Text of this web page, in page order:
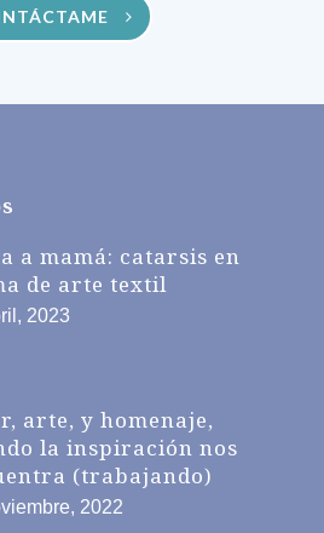
a mamá: catarsis en
de arte textil
2023
arte, y homenaje,
la inspiración nos
(trabajando)
2022